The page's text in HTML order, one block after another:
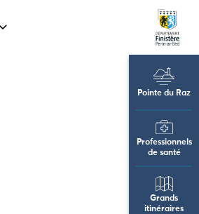
Pointe du Raz
Professionnels
de santé
Grands
itinéraires